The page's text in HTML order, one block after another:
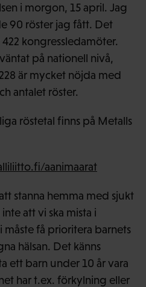
i morgon, 15 april. Jag
90 röster jag fått. Det
kongressledamöter.
på nationell nivå,
är mycket nöjda med
antalet röster.
röstetal finns på Metalls
aanimaarat
stanna hemma med sjukt
att vi ska mista i
måste få prioritera barnets
hälsan. Det känns
ett barn under 10 år vara
har t.ex. förkylning eller